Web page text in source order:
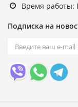
Время работы:
Подписка на